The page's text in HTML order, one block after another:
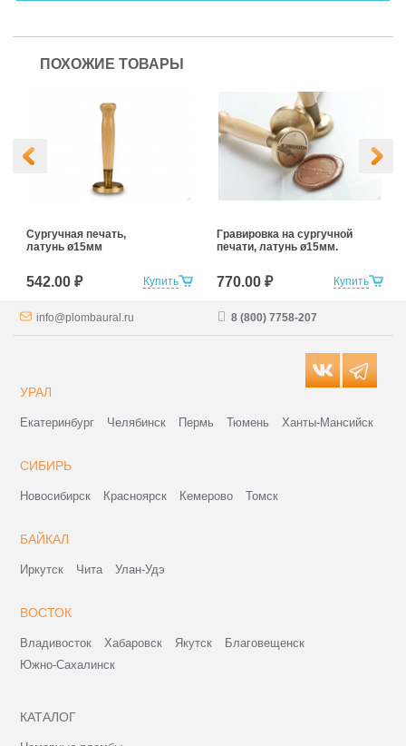
ПОХОЖИЕ ТОВАРЫ
Купить
Сургучная печать,
латунь ø15мм
542.00 ₽ Купить
Гравировка на сургучной
печати, латунь ø15мм.
770.00 ₽
info@plombaural.ru 8 (800) 7758-207
УРАЛ
Екатеринбург Челябинск Пермь Тюмень Ханты-Мансийск
СИБИРЬ
Новосибирск Красноярск Кемерово Томск
БАЙКАЛ
Иркутск Чита Улан-Удэ
ВОСТОК
Владивосток Хабаровск Якутск
Благовещенск
Южно-Сахалинск
КАТАЛОГ